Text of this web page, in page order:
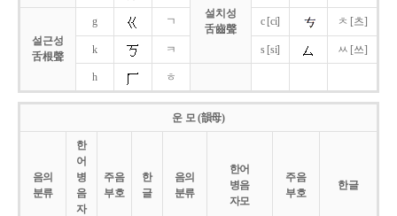
설치성
舌齒聲
설근성
舌根聲
g ㄱ c [ci] ㅊ [츠]
k ㅋ s [si] ㅆ [쓰]
h ㅎ
운 모 (韻母)
음의
분류
한
어
병
음
자
주음
부호
한
글
음의
분류
한어
병음
자모
주음
부호
한글